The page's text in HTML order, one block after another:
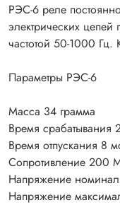
РЭС-6 реле
электрических цепей
частотой 50-1000
Параметры РЭС-6
Масса 34 грамма
Время срабатывания
Время отпускания 8
Сопротивление 200
Напряжение
Напряжение